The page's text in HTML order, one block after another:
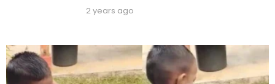
2 years ago